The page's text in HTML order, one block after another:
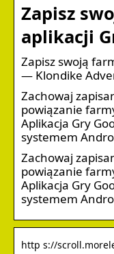
Zapisz
aplikacji
Zapisz swoją
— Klondike
Zachowaj
powiązanie
Aplikacja Gry
systemem
Zachowaj
powiązanie
Aplikacja Gry
systemem
http s://